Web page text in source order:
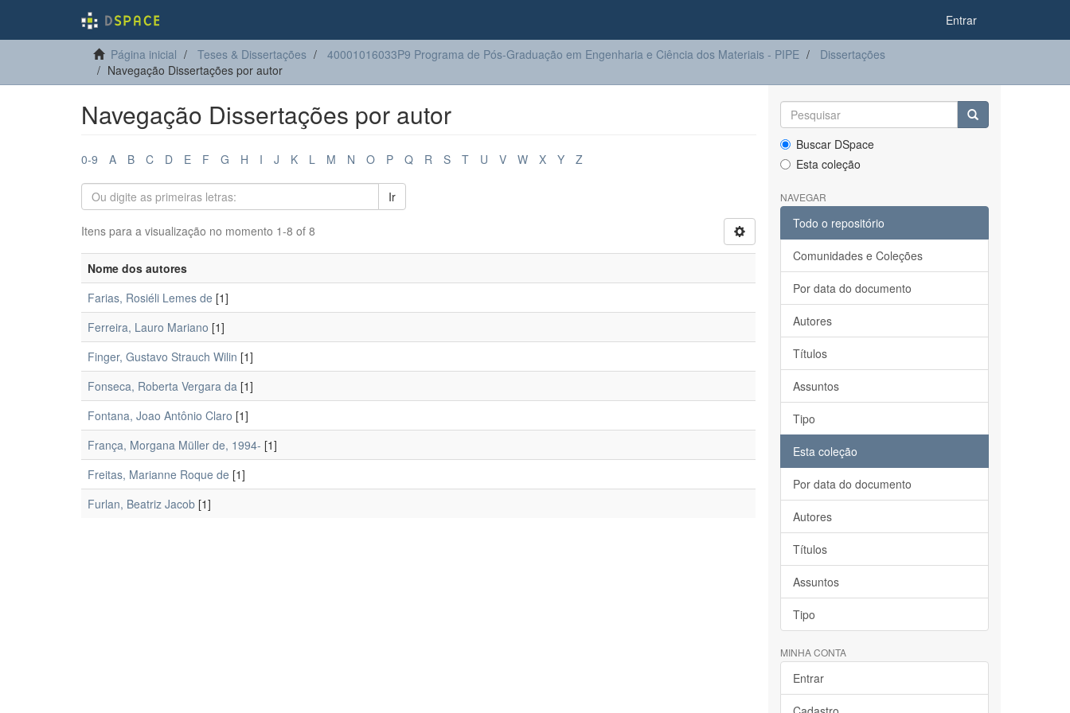
Entrar
Página inicial Teses & Dissertações 40001016033P9 Programa de Pós-Graduação em Engenharia e Ciência dos Materiais - PIPE
Dissertações
Navegação Dissertações por autor
Navegação Dissertações por autor
0-9 A B C D E F G H I J K L M N O P Q R S T U V W X Y Z
Ir
Itens para a visualização no momento 1-8 of 8
Nome dos autores
Farias, Rosiéli Lemes de [1]
Ferreira, Lauro Mariano [1]
Finger, Gustavo Strauch Wilin [1]
Fonseca, Roberta Vergara da [1]
Fontana, Joao Antônio Claro [1]
França, Morgana Müller de, 1994- [1]
Freitas, Marianne Roque de [1]
Furlan, Beatriz Jacob [1]
Buscar DSpace
Esta coleção
NAVEGAR
Todo o repositório
Comunidades e Coleções
Por data do documento
Autores
Títulos
Assuntos
Tipo
Esta coleção
Por data do documento
Autores
Títulos
Assuntos
Tipo
MINHA CONTA
Entrar